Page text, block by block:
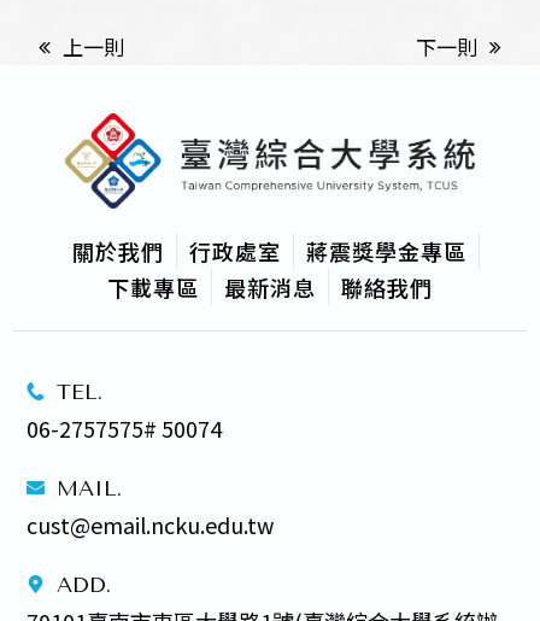
上一則 下一則
關於我們 行政處室
蔣震獎學金專區
下載專區
最新消息 聯絡我們
TEL.
06-2757575# 50074
MAIL.
cust@email.ncku.edu.tw
ADD.